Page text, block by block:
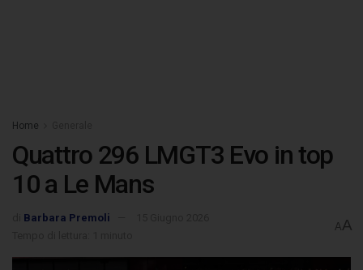
Home
Quattro 296 LMGT3 Evo in top
10 a Le Mans
Barbara Premoli
AA